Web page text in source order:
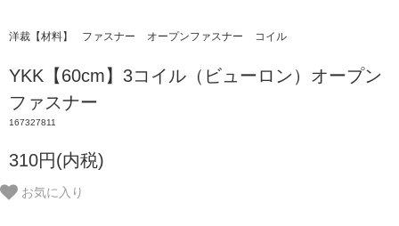
洋裁【材料】 ファスナー オープンファスナー コイル
YKK【60cm】3コイル（ビューロン）オープン
ファスナー
167327811
310円(内税)
お気に入り